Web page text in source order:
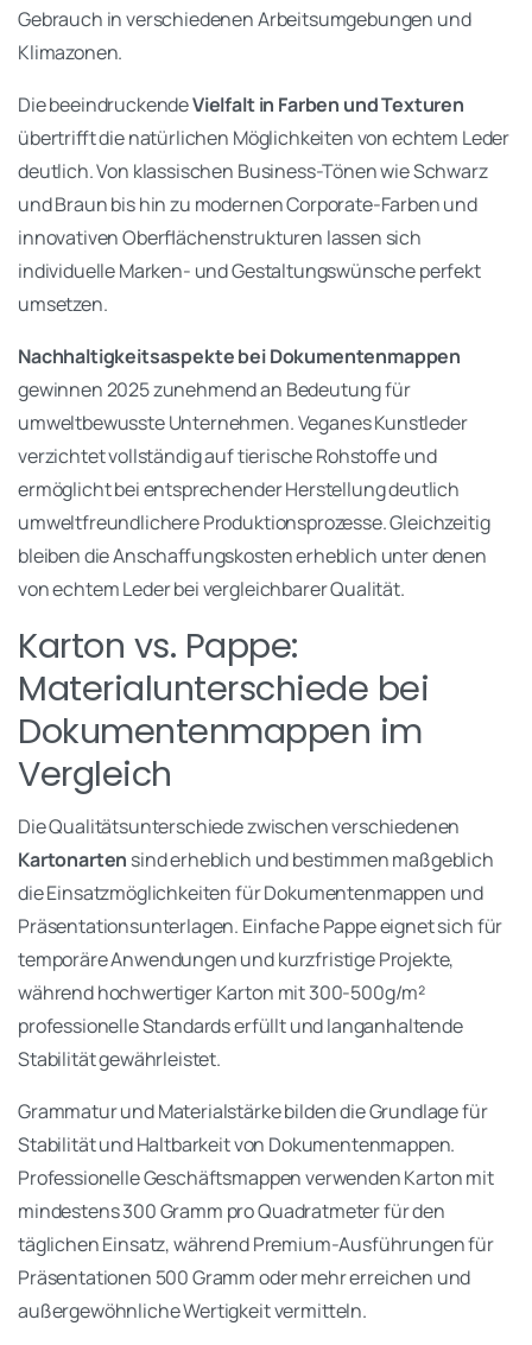
Gebrauch in verschiedenen Arbeitsumgebungen und
Klimazonen.
Die beeindruckendeVielfalt in Farben und Texturen
übertrifft die natürlichen Möglichkeiten von echtem Leder
deutlich. Von klassischen Business-Tönen wie Schwarz
und Braun bis hin zu modernen Corporate-Farben und
innovativen Oberflächenstrukturen lassen sich
individuelle Marken- und Gestaltungswünsche perfekt
umsetzen.
Nachhaltigkeitsaspekte bei Dokumentenmappen
gewinnen 2025 zunehmend an Bedeutung für
umweltbewusste Unternehmen. Veganes Kunstleder
verzichtet vollständig auf tierische Rohstoffe und
ermöglicht bei entsprechender Herstellung deutlich
umweltfreundlichere Produktionsprozesse. Gleichzeitig
bleiben die Anschaffungskosten erheblich unter denen
von echtem Leder bei vergleichbarer Qualität.
Karton vs. Pappe:
Materialunterschiede bei
Dokumentenmappen im
Vergleich
Die Qualitätsunterschiede zwischen verschiedenen
Kartonarten sind erheblich und bestimmen maßgeblich
die Einsatzmöglichkeiten für Dokumentenmappen und
Präsentationsunterlagen. Einfache Pappe eignet sich für
temporäre Anwendungen und kurzfristige Projekte,
während hochwertiger Karton mit 300-500g/m²
professionelle Standards erfüllt und langanhaltende
Stabilität gewährleistet.
Grammatur und Materialstärke bilden die Grundlage für
Stabilität und Haltbarkeit von Dokumentenmappen.
Professionelle Geschäftsmappen verwenden Karton mit
mindestens 300 Gramm pro Quadratmeter für den
täglichen Einsatz, während Premium-Ausführungen für
Präsentationen 500 Gramm oder mehr erreichen und
außergewöhnliche Wertigkeit vermitteln.